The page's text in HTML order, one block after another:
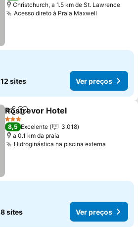
Christchurch, a 1.5 km de St. Lawrence
Acesso direto à Praia Maxwell
12 sites Ver preços
PartilharAdicionar aos favoritos
Rostrevor Hotel
3 Estrelas
8,5 Excelente
3.018
a 0.1 km da praia
Hidroginástica na piscina externa
8 sites Ver preços